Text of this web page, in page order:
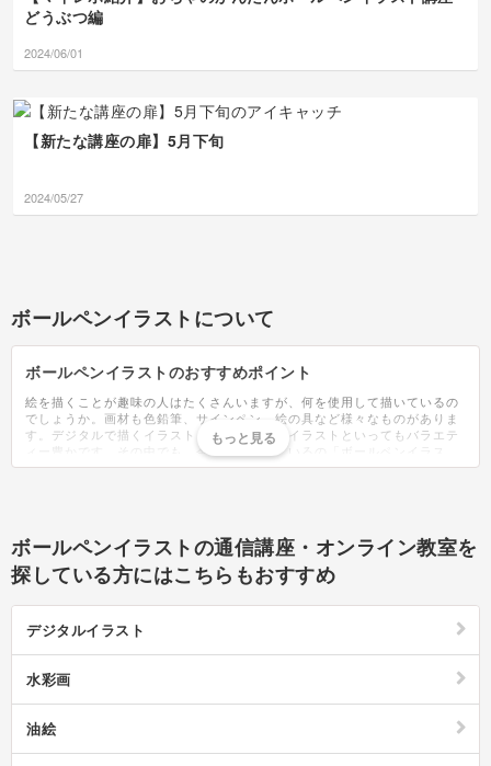
どうぶつ編
2024/06/01
【新たな講座の扉】5月下旬
2024/05/27
ボールペンイラストについて
ボールペンイラストのおすすめポイント
絵を描くことが趣味の人はたくさんいますが、何を使用して描いているの
でしょうか。画材も色鉛筆、サインペン、絵の具など様々なものがありま
す。デジタルで描くイラストもあり、一口にイラストといってもバラエテ
ィー豊かです。その中でも、今話題となっているの「ボールペンイラス
ト」です。ボールペンイラストはその名の通り、ボールペンだけを使用し
などにも応用できます。ポーペンですが、黒ばかりでなく、カラフルに塗
る、黒以外の単色で描くこともできます。黒で描いたイラストをPCでカラ
ーを乗せるなどバリエーションも豊富。絵ばかりではなく、ボールペンイ
ジナルのイラストで彩ることができます。描き方の無料動画や、本もたく
から練習するのがおすすめです。上手に描けるようになったら今度は、ボ
イラストは手軽なアートなので難しく考えずに好きな物を描いてみましょ
ボールペンイラストの通信講座・オンライン教室を
探している方にはこちらもおすすめ
デジタルイラスト
水彩画
油絵